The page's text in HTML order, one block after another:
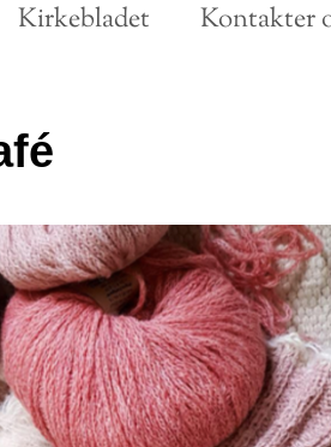
Kirkebladet Kontakter